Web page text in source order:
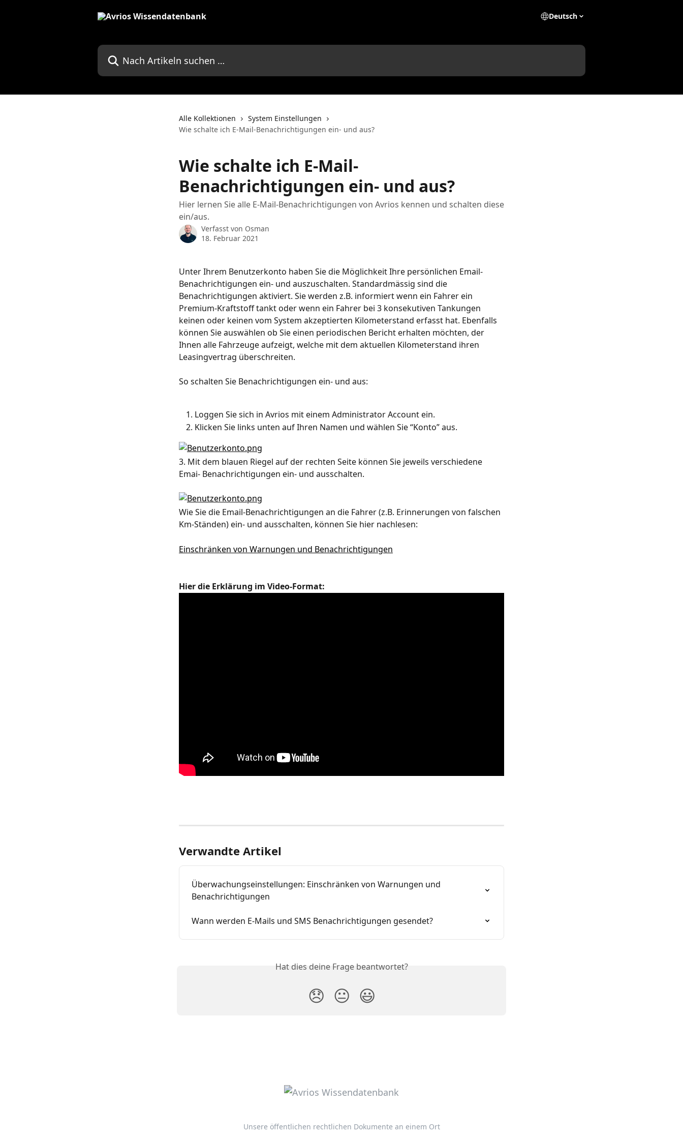
Deutsch
Nach Artikeln suchen …
Alle Kollektionen
System Einstellungen
Wie schalte ich E-Mail-Benachrichtigungen ein- und aus?
Wie schalte ich E-Mail-
Benachrichtigungen ein- und aus?
Hier lernen Sie alle E-Mail-Benachrichtigungen von Avrios kennen und schalten diese
ein/aus.
Verfasst von Osman
18. Februar 2021
Unter Ihrem Benutzerkonto haben Sie die Möglichkeit Ihre persönlichen Email-
Benachrichtigungen ein- und auszuschalten. Standardmässig sind die
Benachrichtigungen aktiviert. Sie werden z.B. informiert wenn ein Fahrer ein
Premium-Kraftstoff tankt oder wenn ein Fahrer bei 3 konsekutiven Tankungen
keinen oder keinen vom System akzeptierten Kilometerstand erfasst hat. Ebenfalls
können Sie auswählen ob Sie einen periodischen Bericht erhalten möchten, der
Ihnen alle Fahrzeuge aufzeigt, welche mit dem aktuellen Kilometerstand ihren
Leasingvertrag überschreiten.
So schalten Sie Benachrichtigungen ein- und aus:
Loggen Sie sich in Avrios mit einem Administrator Account ein.
Klicken Sie links unten auf Ihren Namen und wählen Sie “Konto” aus.
3. Mit dem blauen Riegel auf der rechten Seite können Sie jeweils verschiedene
Emai- Benachrichtigungen ein- und ausschalten.
Wie Sie die Email-Benachrichtigungen an die Fahrer (z.B. Erinnerungen von falschen
Km-Ständen) ein- und ausschalten, können Sie hier nachlesen:
Einschränken von Warnungen und Benachrichtigungen
Hier die Erklärung im Video-Format:
Verwandte Artikel
Überwachungseinstellungen: Einschränken von Warnungen und
Benachrichtigungen
Wann werden E-Mails und SMS Benachrichtigungen gesendet?
Hat dies deine Frage beantwortet?
😞 😐 😃
Unsere öffentlichen rechtlichen Dokumente an einem Ort